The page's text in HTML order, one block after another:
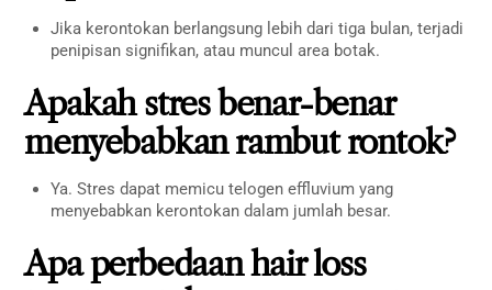
Jika kerontokan berlangsung lebih dari tiga bulan, terjadi
penipisan signifikan, atau muncul area botak.
Apakah stres benar-benar
menyebabkan rambut rontok?
Ya. Stres dapat memicu telogen effluvium yang
menyebabkan kerontokan dalam jumlah besar.
Apa perbedaan hair loss